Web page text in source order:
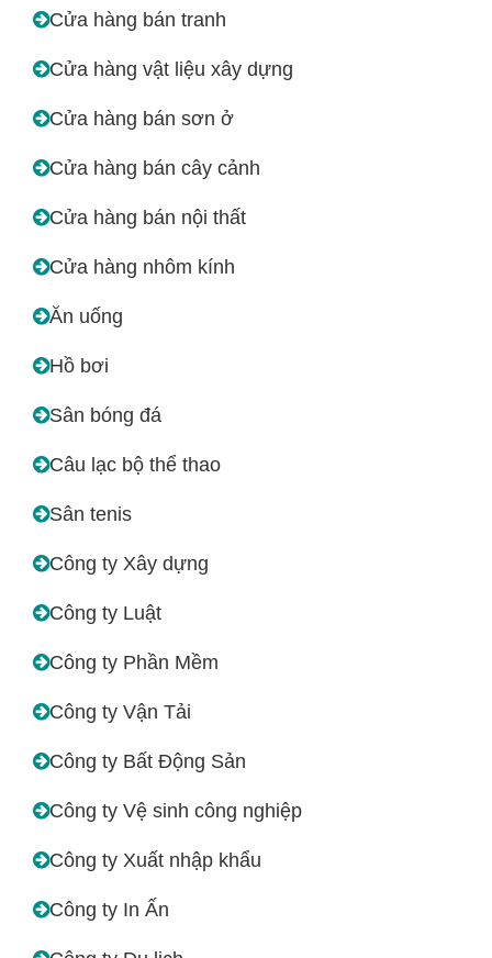
Cửa hàng bán tranh
Cửa hàng vật liệu xây dựng
Cửa hàng bán sơn ở
Cửa hàng bán cây cảnh
Cửa hàng bán nội thất
Cửa hàng nhôm kính
Ăn uống
Hồ bơi
Sân bóng đá
Câu lạc bộ thể thao
Sân tenis
Công ty Xây dựng
Công ty Luật
Công ty Phần Mềm
Công ty Vận Tải
Công ty Bất Động Sản
Công ty Vệ sinh công nghiệp
Công ty Xuất nhập khẩu
Công ty In Ấn